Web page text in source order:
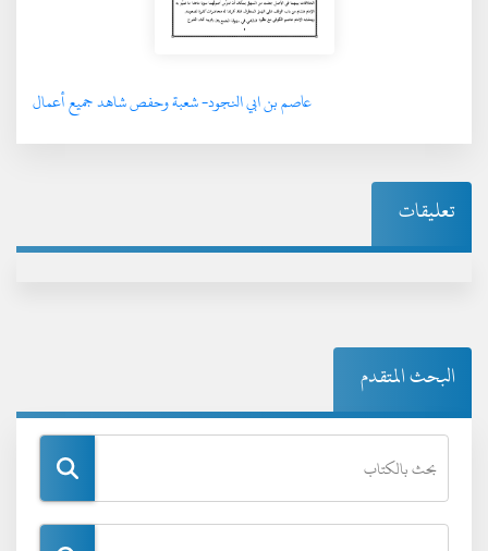
عاصم بن ابي النجود- شعبة وحفص شاهد جميع أعمال
تعليقات
البحث المتقدم